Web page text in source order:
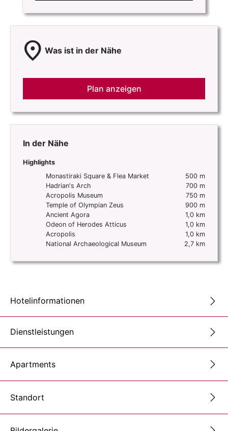
location_on Was ist in der Nähe
Plan anzeigen
In der Nähe
Highlights
Monastiraki Square & Flea Market
500 m
Hadrian's Arch
700 m
Acropolis Museum
750 m
Temple of Olympian Zeus
900 m
Ancient Agora
1,0 km
Odeon of Herodes Atticus
1,0 km
Acropolis
1,0 km
National Archaeological Museum
2,7 km
Hotelinformationen
Dienstleistungen
Apartments
Standort